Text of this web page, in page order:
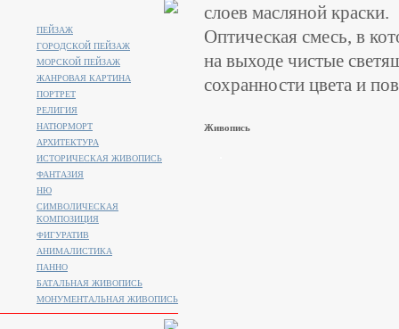
слоев масляной краски.
Оптическая смесь, в
на выходе чистые
сохранности цвета и
Живопись
ПЕЙЗАЖ
ГОРОДСКОЙ ПЕЙЗАЖ
МОРСКОЙ ПЕЙЗАЖ
ЖАНРОВАЯ КАРТИНА
ПОРТРЕТ
РЕЛИГИЯ
НАТЮРМОРТ
АРХИТЕКТУРА
ИСТОРИЧЕСКАЯ ЖИВОПИСЬ
ФАНТАЗИЯ
НЮ
СИМВОЛИЧЕСКАЯ
КОМПОЗИЦИЯ
ФИГУРАТИВ
АНИМАЛИСТИКA
ПАННО
БАТАЛЬНАЯ ЖИВОПИСЬ
МОНУМЕНТАЛЬНАЯ ЖИВОПИСЬ